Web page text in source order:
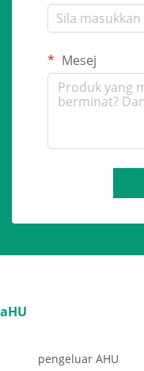
Mesej
aHU
pengeluar AHU